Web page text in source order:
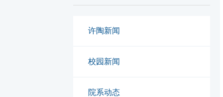
许陶新闻
校园新闻
院系动态